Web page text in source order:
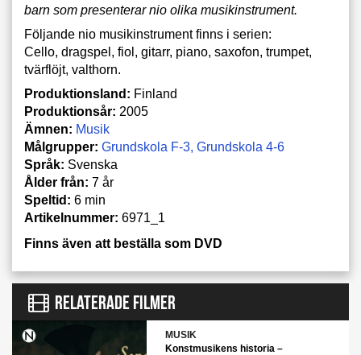
barn som presenterar nio olika musikinstrument.
Följande nio musikinstrument finns i serien:
Cello, dragspel, fiol, gitarr, piano, saxofon, trumpet,
tvärflöjt, valthorn.
Produktionsland: Finland
Produktionsår: 2005
Ämnen: Musik
Målgrupper: Grundskola F-3 Grundskola 4-6
Språk: Svenska
Ålder från: 7 år
Speltid: 6 min
Artikelnummer: 6971_1
Finns även att beställa som DVD
RELATERADE FILMER
MUSIK
Konstmusikens historia –